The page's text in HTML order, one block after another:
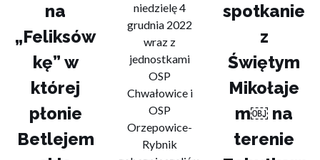
na
„Feliksów
kę” w
której
płonie
Betlejem
niedzielę 4
grudnia 2022
wraz z
jednostkami
OSP
Chwałowice i
OSP
Orzepowice-
Rybnik
spotkanie
z
Świętym
Mikołaje
m￼ na
terenie